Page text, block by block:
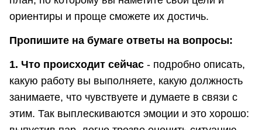
ориентиры и проще сможете их достичь.
Пропишите на бумаге ответы на вопросы:
1. Что происходит сейчас - подробно описать,
какую работу вы выполняете, какую должность
занимаете, что чувствуете и думаете в связи с
этим. Так выплескиваются эмоции и это хорошо: